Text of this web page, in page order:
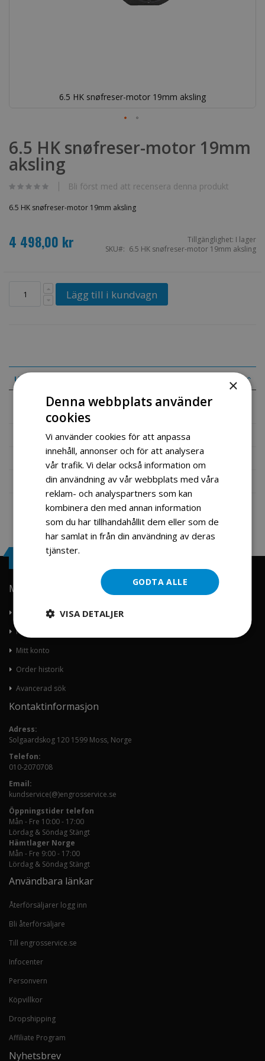
6.5 HK snøfreser-motor 19mm aksling
till
början
av
bildgalleriet
6.5 HK snøfreser-motor 19mm
aksling
Bli först med att recensera denna produkt
6.5 HK snøfreser-motor 19mm aksling
4 498,00 kr Tillgänglighet: I lager
SKU
6.5 HK snøfreser-motor 19mm aksling
Lägg till i kundvagn
uppgifter
6.5 HK snøfreser-motor 19mm aksling
Mer information
Recensioner
Fil vedlegg
Engrosservice.se
Min konto
Kontakta oss
Mitt konto
Order historik
Avancerad sök
Kontaktinformasjon
Adress:
Solgaardskog 120 1599 Moss, Norge
Telefon:
010-2070708
Email:
kundservice(@)engrosservice.se
Öppningstider telefon
Mån - Fre 10:00 - 17:00
Lördag & Söndag Stängt
Hämtlager Norge
Mån - Fre 9:00 - 17:00
Lördag & Söndag Stängt
Användbara länkar
Återförsäljarer logg inn
Bli återförsäljare
Till engrosservice.se
Infocenter
Personvern
Köpvillkor
Dropshipping
Affiliate Program
Nyhetsbrev
×
Denna webbplats använder
cookies
Vi använder cookies för att anpassa
innehåll, annonser och för att analysera
vår trafik. Vi delar också information om
din användning av vår webbplats med våra
reklam- och analyspartners som kan
kombinera den med annan information
som du har tillhandahållit dem eller som de
har samlat in från din användning av deras
tjänster.
GODTA ALLE
VISA DETALJER